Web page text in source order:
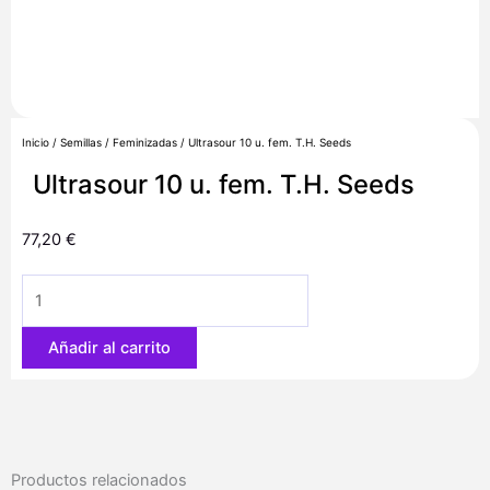
Inicio / Semillas / Feminizadas / Ultrasour 10 u. fem. T.H. Seeds
Ultrasour 10 u. fem. T.H. Seeds
77,20 €
fem.
Añadir al carrito
Productos relacionados